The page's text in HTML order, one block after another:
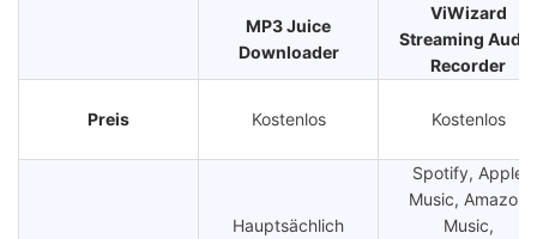
MP3 Juice
Downloader
ViWizard
Streaming Audio
Recorder
Preis Kostenlos Kostenlos
Hauptsächlich
Spotify, Apple
Music, Amazon
Music,